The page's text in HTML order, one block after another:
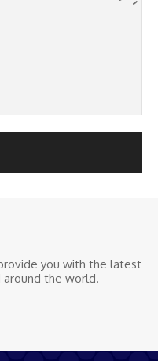
you with the latest
around the world.